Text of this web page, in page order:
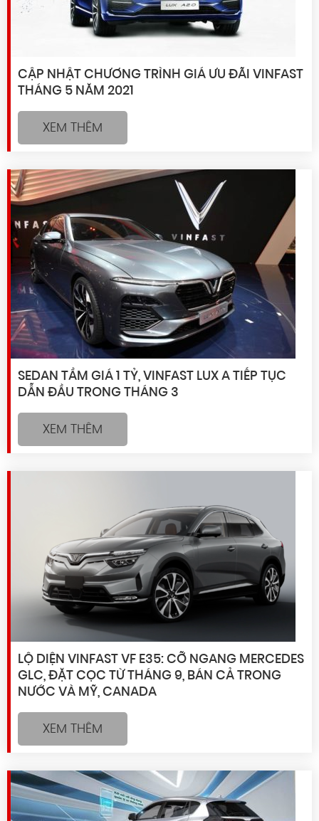
CẬP NHẬT CHƯƠNG TRÌNH GIÁ ƯU ĐÃI VINFAST
THÁNG 5 NĂM 2021
XEM THÊM
SEDAN TẦM GIÁ 1 TỶ, VINFAST LUX A TIẾP TỤC
DẪN ĐẦU TRONG THÁNG 3
XEM THÊM
LỘ DIỆN VINFAST VF E35: CỠ NGANG MERCEDES
GLC, ĐẶT CỌC TỪ THÁNG 9, BÁN CẢ TRONG
NƯỚC VÀ MỸ, CANADA
XEM THÊM